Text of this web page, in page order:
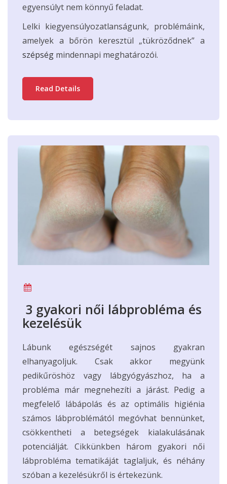
egyensúlyt nem könnyű feladat.
Lelki kiegyensúlyozatlanságunk, problémáink,
amelyek a bőrön keresztül „tükröződnek” a
szépség mindennapi meghatározói.
Read Details
3 gyakori női lábprobléma és
kezelésük
Lábunk egészségét sajnos gyakran
elhanyagoljuk. Csak akkor megyünk
pedikűröshöz vagy lábgyógyászhoz, ha a
probléma már megnehezíti a járást. Pedig a
megfelelő lábápolás és az optimális higiénia
számos lábproblémától megóvhat bennünket,
csökkentheti a betegségek kialakulásának
potenciálját. Cikkünkben három gyakori női
lábprobléma tematikáját taglaljuk, és néhány
szóban a kezelésükről is értekezünk.